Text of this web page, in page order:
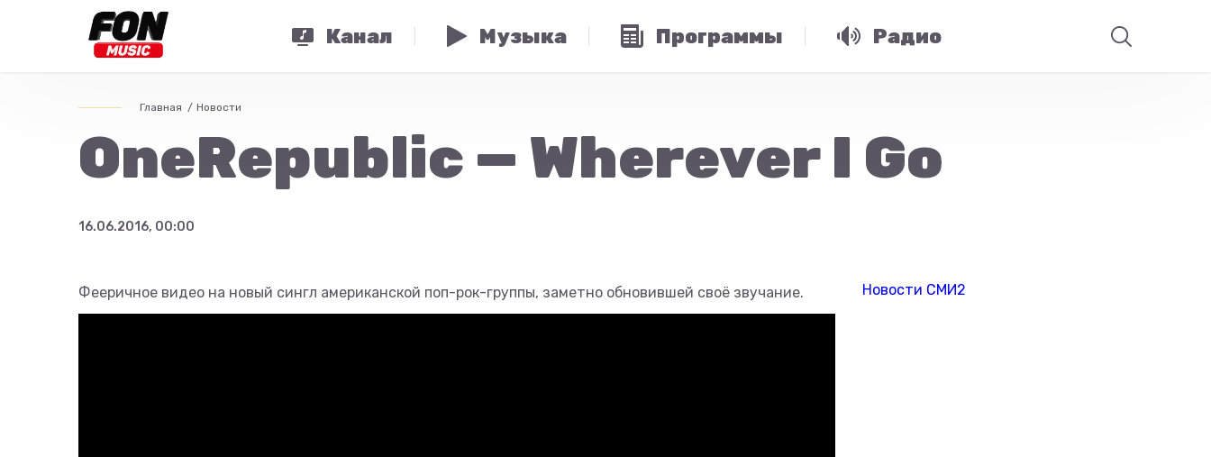
Канал Музыка Программы Радио
Главная Новости
OneRepublic — Wherever I Go
16.06.2016, 00:00
Фееричное видео на новый сингл американской поп-рок-группы, заметно обновившей своё звучание. Новости СМИ2